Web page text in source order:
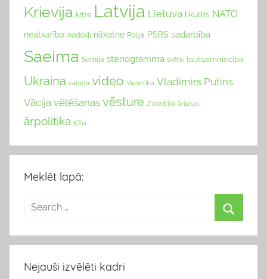
Krievija krīze Latvija Lietuva likums NATO
neatkarība nodokļi nākotne Polija PSRS sadarbība
Saeima Somija stenogramma svētki tautsaimniecība
Ukraina valoda video Vienotība Vladimirs Putins
Vācija vēlēšanas vēsture Zviedrija ārlietas
ārpolitika Ķīna
Meklēt lapā:
Nejauši izvēlēti kadri